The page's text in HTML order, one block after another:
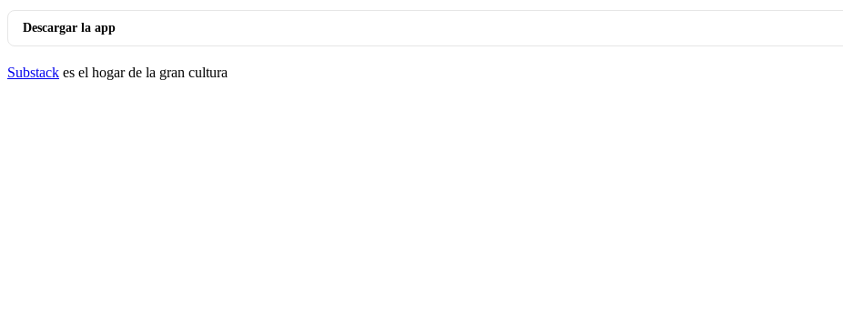
Descargar la app
Substack es el hogar de la gran cultura